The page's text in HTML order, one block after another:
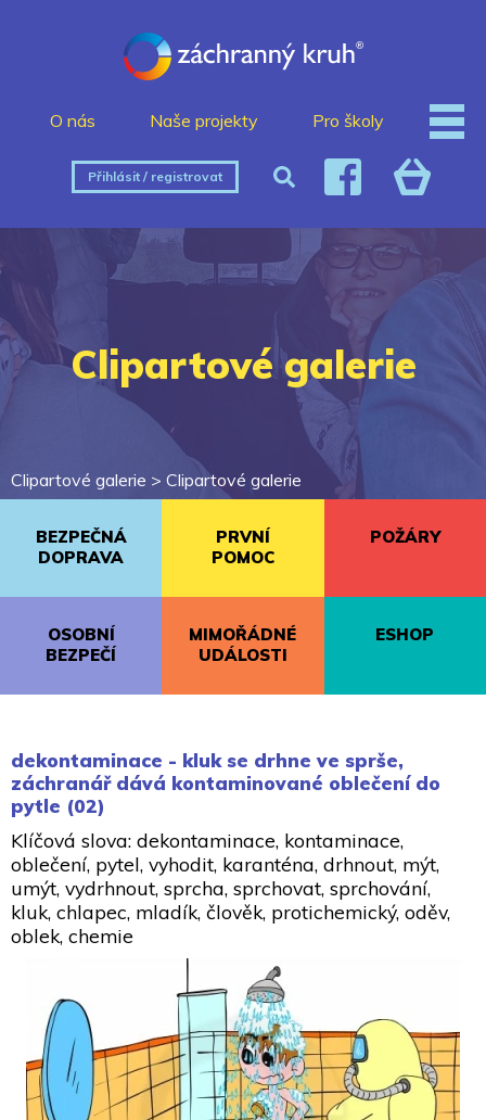
O nás Naše projekty Pro školy
Přihlásit / registrovat
Clipartové galerie
Clipartové galerie > Clipartové galerie
BEZPEČNÁ
DOPRAVA
PRVNÍ
POMOC
POŽÁRY
OSOBNÍ
BEZPEČÍ
MIMOŘÁDNÉ
UDÁLOSTI
ESHOP
dekontaminace - kluk se drhne ve sprše,
záchranář dává kontaminované oblečení do
pytle (02)
Klíčová slova: dekontaminace, kontaminace,
oblečení, pytel, vyhodit, karanténa, drhnout, mýt,
umýt, vydrhnout, sprcha, sprchovat, sprchování,
kluk, chlapec, mladík, člověk, protichemický, oděv,
oblek, chemie